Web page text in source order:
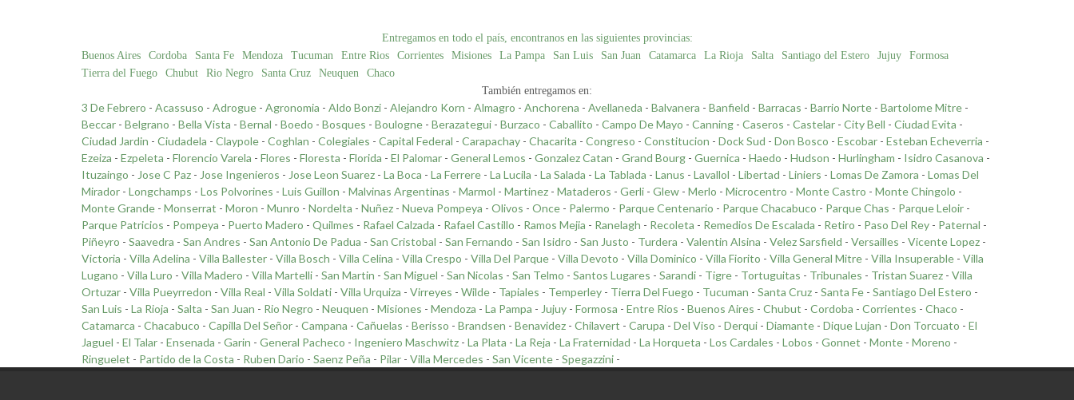
Entregamos en todo el país, encontranos en las siguientes provincias:
Buenos Aires
Cordoba Santa Fe Mendoza Tucuman Entre Rios Corrientes Misiones La Pampa San Luis San Juan Catamarca La Rioja Salta Santiago del Estero Jujuy
Formosa
Tierra del Fuego
Chubut Rio Negro Santa Cruz Neuquen
Chaco
También entregamos en:
3 De Febrero - Acassuso - Adrogue - Agronomia - Aldo Bonzi - Alejandro Korn - Almagro - Anchorena - Avellaneda - Balvanera - Banfield - Barracas - Barrio Norte - Bartolome Mitre -
Beccar - Belgrano - Bella Vista - Bernal - Boedo - Bosques - Boulogne - Berazategui - Burzaco - Caballito - Campo De Mayo - Canning - Caseros - Castelar - City Bell - Ciudad Evita -
Ciudad Jardin - Ciudadela - Claypole - Coghlan - Colegiales - Capital Federal - Carapachay - Chacarita - Congreso - Constitucion - Dock Sud - Don Bosco - Escobar - Esteban Echeverria -
Ezeiza - Ezpeleta - Florencio Varela - Flores - Floresta - Florida - El Palomar - General Lemos - Gonzalez Catan - Grand Bourg - Guernica - Haedo - Hudson - Hurlingham - Isidro Casanova -
Ituzaingo - Jose C Paz - Jose Ingenieros - Jose Leon Suarez - La Boca - La Ferrere - La Lucila - La Salada - La Tablada - Lanus - Lavallol - Libertad - Liniers - Lomas De Zamora - Lomas Del
Mirador - Longchamps - Los Polvorines - Luis Guillon - Malvinas Argentinas - Marmol - Martinez - Mataderos - Gerli - Glew - Merlo - Microcentro - Monte Castro - Monte Chingolo -
Monte Grande - Monserrat - Moron - Munro - Nordelta - Nuñez - Nueva Pompeya - Olivos - Once - Palermo - Parque Centenario - Parque Chacabuco - Parque Chas - Parque Leloir -
Parque Patricios - Pompeya - Puerto Madero - Quilmes - Rafael Calzada - Rafael Castillo - Ramos Mejia - Ranelagh - Recoleta - Remedios De Escalada - Retiro - Paso Del Rey - Paternal -
Piñeyro - Saavedra - San Andres - San Antonio De Padua - San Cristobal - San Fernando - San Isidro - San Justo - Turdera - Valentin Alsina - Velez Sarsfield - Versailles - Vicente Lopez -
Victoria - Villa Adelina - Villa Ballester - Villa Bosch - Villa Celina - Villa Crespo - Villa Del Parque - Villa Devoto - Villa Dominico - Villa Fiorito - Villa General Mitre - Villa Insuperable - Villa
Lugano - Villa Luro - Villa Madero - Villa Martelli - San Martin - San Miguel - San Nicolas - San Telmo - Santos Lugares - Sarandi - Tigre - Tortuguitas - Tribunales - Tristan Suarez - Villa
Ortuzar - Villa Pueyrredon - Villa Real - Villa Soldati - Villa Urquiza - Virreyes - Wilde - Tapiales - Temperley - Tierra Del Fuego - Tucuman - Santa Cruz - Santa Fe - Santiago Del Estero -
San Luis - La Rioja - Salta - San Juan - Rio Negro - Neuquen - Misiones - Mendoza - La Pampa - Jujuy - Formosa - Entre Rios - Buenos Aires - Chubut - Cordoba - Corrientes - Chaco -
Catamarca - Chacabuco - Capilla Del Señor - Campana - Cañuelas - Berisso - Brandsen - Benavidez - Chilavert - Carupa - Del Viso - Derqui - Diamante - Dique Lujan - Don Torcuato - El
Jaguel - El Talar - Ensenada - Garin - General Pacheco - Ingeniero Maschwitz - La Plata - La Reja - La Fraternidad - La Horqueta - Los Cardales - Lobos - Gonnet - Monte - Moreno -
Ringuelet - Partido de la Costa - Ruben Dario - Saenz Peña - Pilar - Villa Mercedes - San Vicente - Spegazzini -